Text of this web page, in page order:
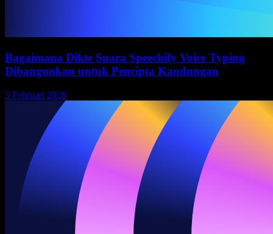
Bagaimana Dikte Suara Speechify Voice Typing
Dibangunkan untuk Pencipta Kandungan
3 Februari 2026